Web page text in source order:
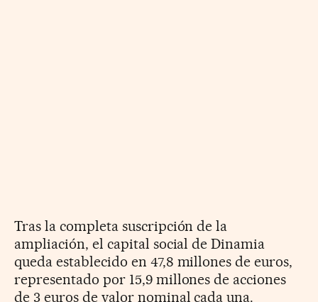
Tras la completa suscripción de la
ampliación, el capital social de Dinamia
queda establecido en 47,8 millones de euros,
representado por 15,9 millones de acciones
de 3 euros de valor nominal cada una.